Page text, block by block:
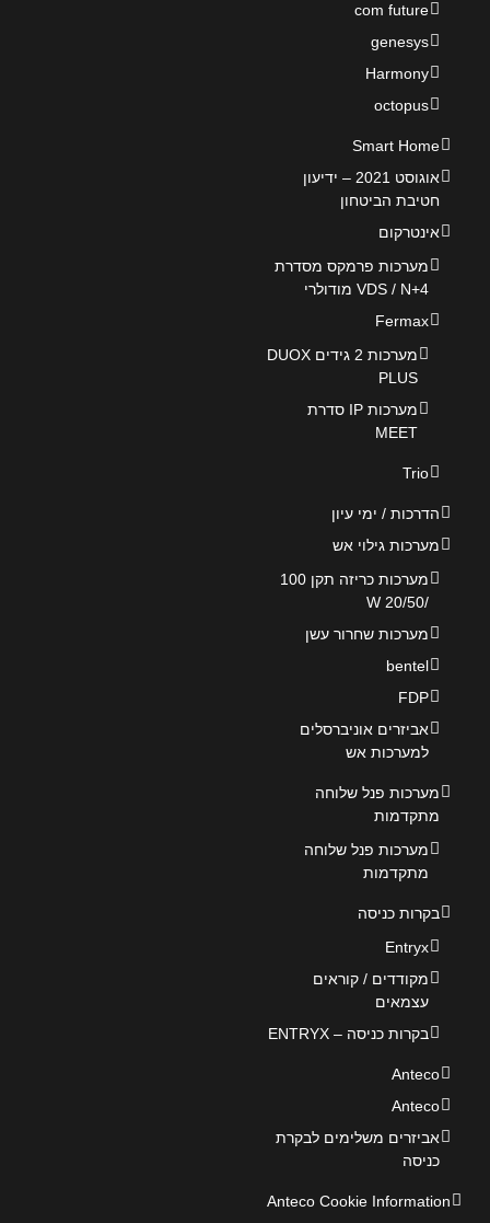
com future
genesys
Harmony
octopus
Smart Home
אוגוסט 2021 – ידיעון
חטיבת הביטחון
אינטרקום
מערכות פרמקס מסדרת
VDS / N+4 מודולרי
Fermax
מערכות 2 גידים DUOX
PLUS
מערכות IP סדרת
MEET
Trio
הדרכות / ימי עיון
מערכות גילוי אש
מערכות כריזה תקן 100
/20/50 W
מערכות שחרור עשן
bentel
FDP
אביזרים אוניברסלים
למערכות אש
מערכות פנל שלוחה
מתקדמות
מערכות פנל שלוחה
מתקדמות
בקרות כניסה
Entryx
מקודדים / קוראים
עצמאים
בקרות כניסה – ENTRYX
Anteco
Anteco
אביזרים משלימים לבקרת
כניסה
Anteco Cookie Information